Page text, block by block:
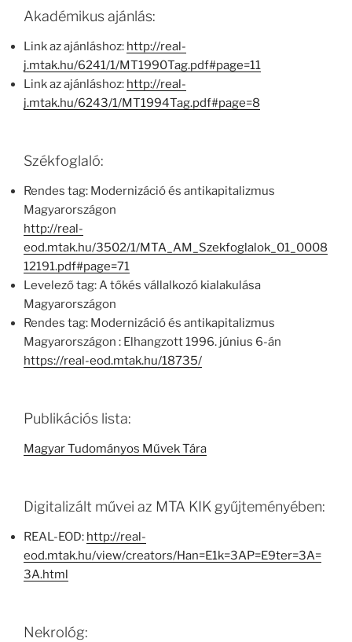
Akadémikus ajánlás:
Link az ajánláshoz: http://real-
j.mtak.hu/6241/1/MT1990Tag.pdf#page=11
Link az ajánláshoz: http://real-
j.mtak.hu/6243/1/MT1994Tag.pdf#page=8
Székfoglaló:
Rendes tag: Modernizáció és antikapitalizmus
Magyarországon
http://real-
eod.mtak.hu/3502/1/MTA_AM_Szekfoglalok_01_0008
12191.pdf#page=71
Levelező tag: A tőkés vállalkozó kialakulása
Magyarországon
Rendes tag: Modernizáció és antikapitalizmus
Magyarországon : Elhangzott 1996. június 6-án
https://real-eod.mtak.hu/18735/
Publikációs lista:
Magyar Tudományos Művek Tára
Digitalizált művei az MTA KIK gyűjteményében:
REAL-EOD: http://real-
eod.mtak.hu/view/creators/Han=E1k=3AP=E9ter=3A=
3A.html
Nekrológ: